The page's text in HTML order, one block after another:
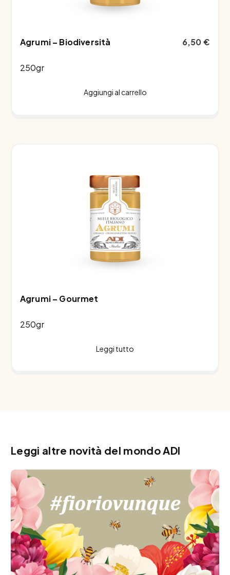
Agrumi – Biodiversità
250gr
6,50€
Aggiungi al carrello
Agrumi – Gourmet
250gr
Leggi tutto
Leggi altre novità del mondo ADI